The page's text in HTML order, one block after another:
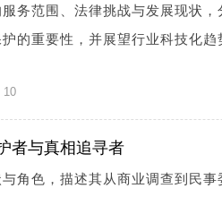
务范围、法律挑战与发展现状
的重要性，并展望行业科技化趋
10
者与真相追寻者
角色，描述其从商业调查到民